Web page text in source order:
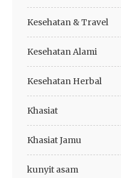
Kesehatan & Travel
Kesehatan Alami
Kesehatan Herbal
Khasiat
Khasiat Jamu
kunyit asam